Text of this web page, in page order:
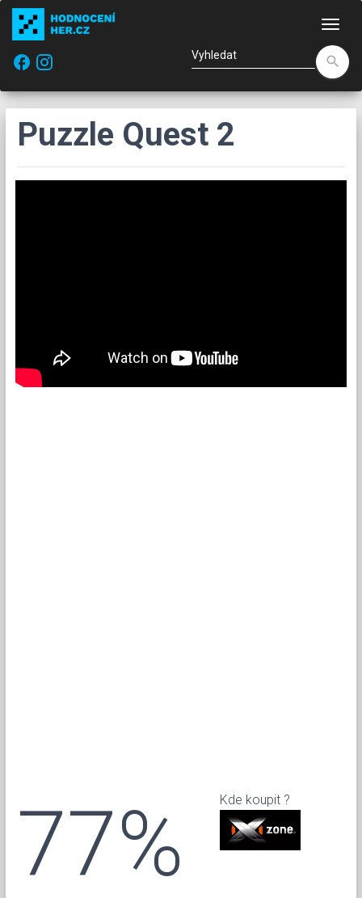
facebook
search
Puzzle Quest 2
77% Kde koupit ?